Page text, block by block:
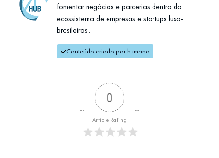
fomentar negócios e parcerias dentro do
ecossistema de empresas e startups luso-
brasileiras..
Conteúdo criado por humano
0
Article Rating